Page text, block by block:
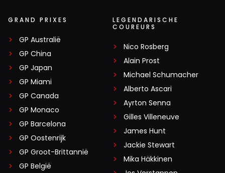
GRAND PRIXES
GP Australië
GP China
GP Japan
GP Miami
GP Canada
GP Monaco
GP Barcelona
GP Oostenrijk
GP Groot-Brittannië
GP België
LEGENDARISCHE
COUREURS
Nico Rosberg
Alain Prost
Michael Schumacher
Alberto Ascari
Ayrton Senna
Gilles Villeneuve
James Hunt
Jackie Stewart
Mika Häkkinen